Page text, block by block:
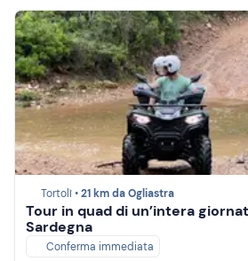
Tortolì •21 km da Ogliastra
Tour in quad di un’intera
Sardegna
Conferma immediata